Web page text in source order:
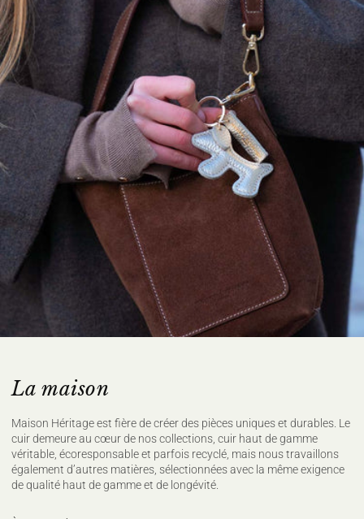
La maison
Maison Héritage est fière de créer des pièces uniques et durables. Le
cuir demeure au cœur de nos collections, cuir haut de gamme
véritable, écoresponsable et parfois recyclé, mais nous travaillons
également d’autres matières, sélectionnées avec la même exigence
de qualité haut de gamme et de longévité.